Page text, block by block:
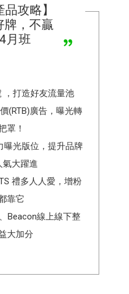
品攻略】
牌，不贏
月班
，打造好友流量池
(RTB)廣告，曝光轉
罩！
曝光版位，提升品牌
氣大躍進
禮多人人愛，增粉
靠它
Beacon線上線下整
大加分